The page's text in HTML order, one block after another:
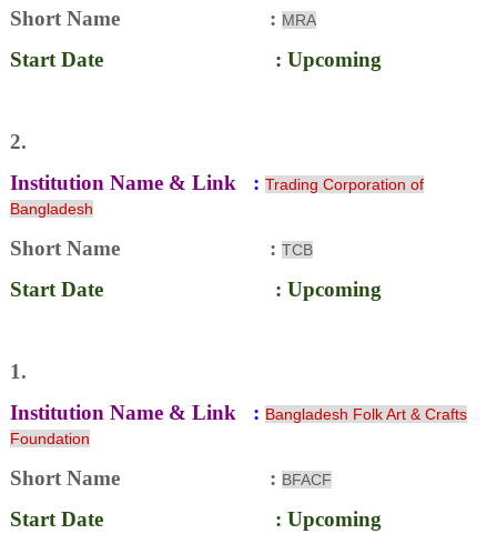
Short Name : MRA
Start Date : Upcoming
2.
Institution Name & Link
: Trading Corporation of
Bangladesh
Short Name : TCB
Start Date : Upcoming
1.
Institution Name & Link
: Bangladesh Folk Art & Crafts
Foundation
Short Name : BFACF
Start Date : Upcoming